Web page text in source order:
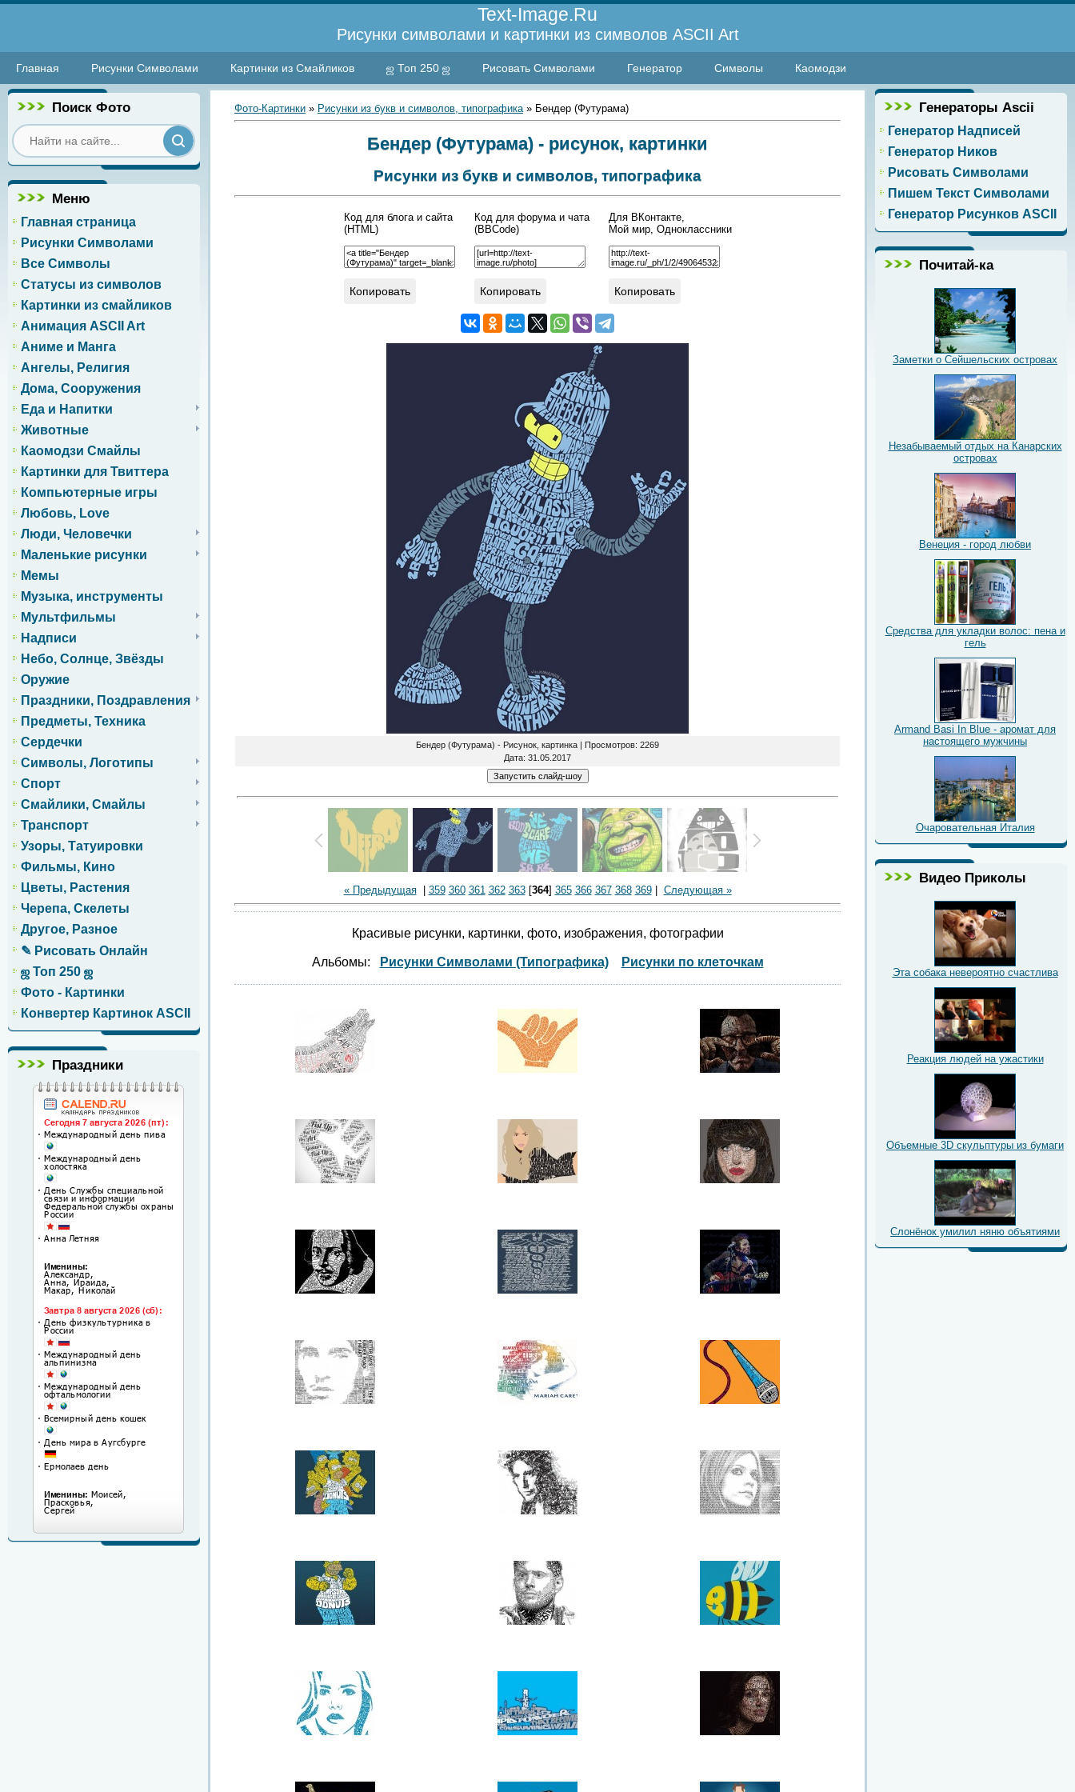
Text-Image.Ru
Рисунки символами и картинки из символов ASCII Art
Главная Рисунки Символами Картинки из Смайликов ஜ Топ 250 ஜ Рисовать Символами Генератор Символы Каомодзи
Поиск Фото
Меню
Главная страница
Рисунки Символами
Все Символы
Статусы из символов
Картинки из смайликов
Анимация ASCII Art
Аниме и Манга
Ангелы, Религия
Дома, Сооружения
Еда и Напитки
Животные
Каомодзи Смайлы
Картинки для Твиттера
Компьютерные игры
Любовь, Love
Люди, Человечки
Маленькие рисунки
Мемы
Музыка, инструменты
Мультфильмы
Надписи
Небо, Солнце, Звёзды
Оружие
Праздники, Поздравления
Предметы, Техника
Сердечки
Символы, Логотипы
Спорт
Смайлики, Смайлы
Транспорт
Узоры, Татуировки
Фильмы, Кино
Цветы, Растения
Черепа, Скелеты
Другое, Разное
✎ Рисовать Онлайн
ஜ Топ 250 ஜ
Фото - Картинки
Конвертер Картинок ASCII
Праздники
Фото-Картинки » Рисунки из букв и символов, типографика» Бендер (Футурама)
Бендер (Футурама) - рисунок, картинки
Рисунки из букв и символов, типографика
Код для блога и сайта
(HTML)
Копировать
Код для форума и чата
(BBCode)
Копировать
Для ВКонтакте,
Мой мир, Одноклассники
Копировать
Бендер (Футурама) - Рисунок, картинка | Просмотров: 2269
Дата: 31.05.2017
« Предыдущая| 359 360 361 362 363[364] 365 366 367 368 369| Следующая »
Красивые рисунки, картинки, фото, изображения, фотографии
Альбомы: Рисунки Символами (Типографика) Рисунки по клеточкам
Генераторы Ascii
Генератор Надписей
Генератор Ников
Рисовать Символами
Пишем Текст Символами
Генератор Рисунков ASCII
Почитай-ка
Заметки о Сейшельских островах
Незабываемый отдых на Канарских
островах
Венеция - город любви
Средства для укладки волос: пена и
гель
Armand Basi In Blue - аромат для
настоящего мужчины
Очаровательная Италия
Видео Приколы
Эта собака невероятно счастлива
Реакция людей на ужастики
Объемные 3D скульптуры из бумаги
Слонёнок умилил няню объятиями